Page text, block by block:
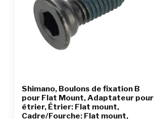
Shimano, Boulons de fixation B
pour Flat Mount, Adaptateur pour
étrier, Étrier: Flat mount,
Cadre/Fourche: Flat mount,